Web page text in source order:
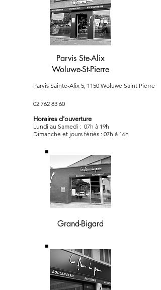
Parvis Ste-Alix
Woluwe-St-Pierre
Parvis Sainte-Alix 5, 1150 Woluwe Saint Pierre
02 762 83 60
Horaires d'ouverture
Lundi au Samedi : 07h à 19h
Dimanche et jours fériés : 07h à 16h
Grand-Bigard